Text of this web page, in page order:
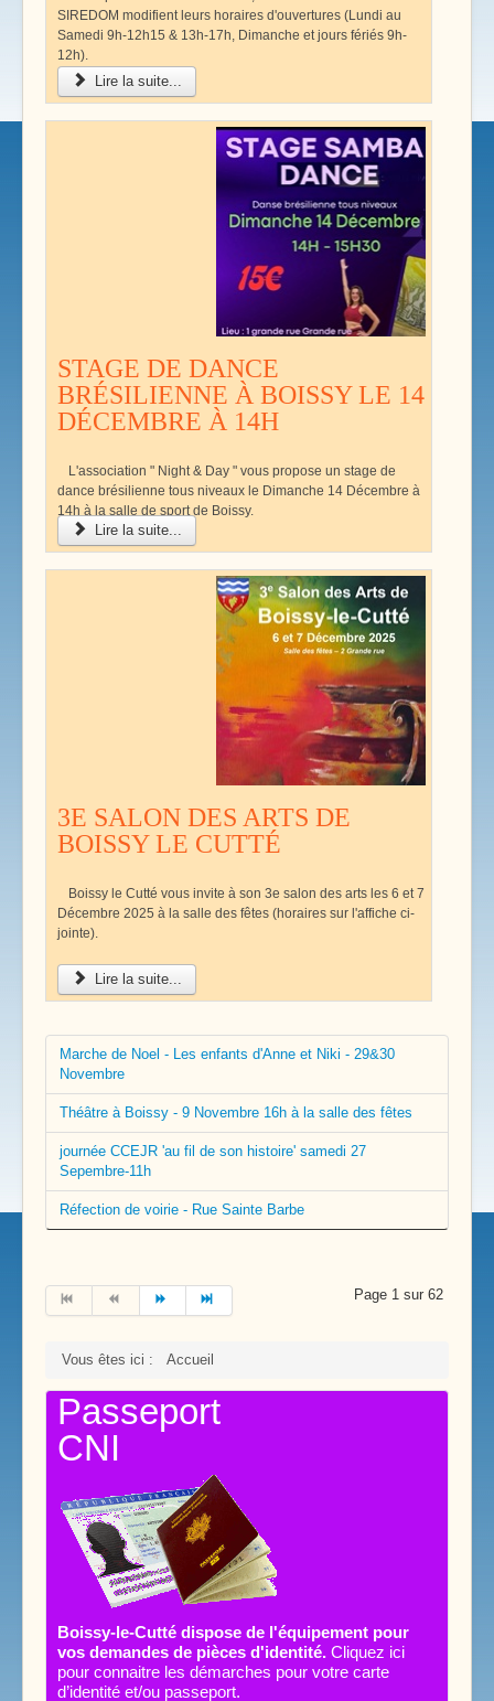
SIREDOM modifient leurs horaires d'ouvertures (Lundi au
Samedi 9h-12h15 & 13h-17h, Dimanche et jours fériés 9h-
12h).
Lire la suite...
STAGE DE DANCE
BRÉSILIENNE À BOISSY LE 14
DÉCEMBRE À 14H
L'association " Night & Day " vous propose un stage de
dance brésilienne tous niveaux le Dimanche 14 Décembre à
14h à la salle de sport de Boissy.
Lire la suite...
3E SALON DES ARTS DE
BOISSY LE CUTTÉ
Boissy le Cutté vous invite à son 3e salon des arts les 6 et 7
Décembre 2025 à la salle des fêtes (horaires sur l'affiche ci-
jointe).
Lire la suite...
Marche de Noel - Les enfants d'Anne et Niki - 29&30
Novembre
Théâtre à Boissy - 9 Novembre 16h à la salle des fêtes
journée CCEJR 'au fil de son histoire' samedi 27
Sepembre-11h
Réfection de voirie - Rue Sainte Barbe
Page 1 sur 62
Vous êtes ici : Accueil
Passeport
CNI
Boissy-le-Cutté dispose de l'équipement pour
vos demandes de pièces d'identité. Cliquez ici
pour connaitre les démarches pour votre carte
d’identité et/ou passeport.